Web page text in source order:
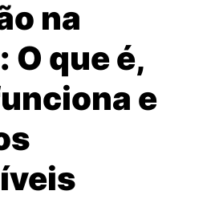
na
O que é,
e